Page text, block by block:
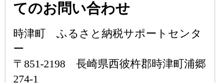
てのお問い合わせ
時津町 ふるさと納税サポートセンタ
ー
〒851-2198 長崎県西彼杵郡時津町浦郷
274-1